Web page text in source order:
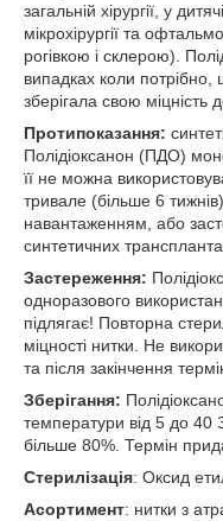
загальній хірургії, у
мікрохірургії та
рогівкою і склерою).
випадках коли
зберігала свою міцність
Протипоказання:
Полідіоксанон (ПДО)
її не можна
тривале (більше 6
навантаженням, або
синтетичних
Застереження:
одноразового
підлягає! Повторна
міцності нитки. Не
та після закінчення
Зберігання:
температури від 5 до 40
більше 80%. Термін
Стерилізація: Оксид
Асортимент: нитки з